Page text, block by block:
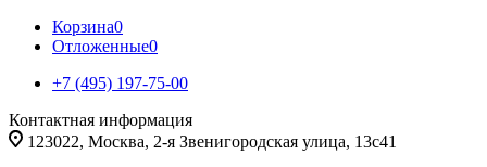
Корзина0
Отложенные0
+7 (495) 197-75-00
Контактная информация
123022, Москва, 2-я Звенигородская улица, 13с41